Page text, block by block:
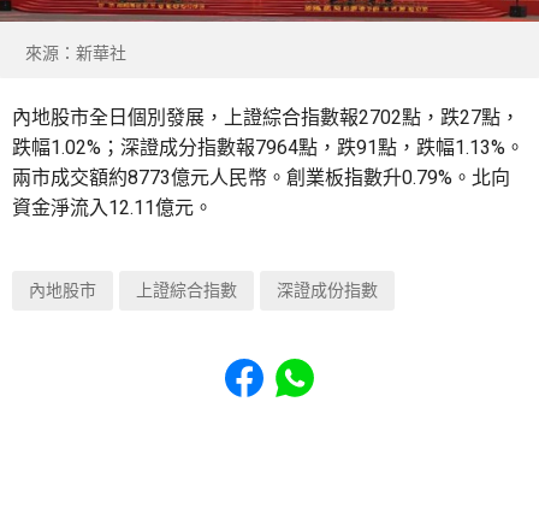
來源：新華社
內地股市全日個別發展，上證綜合指數報2702點，跌27點，
跌幅1.02%；深證成分指數報7964點，跌91點，跌幅1.13%。
兩市成交額約8773億元人民幣。創業板指數升0.79%。北向
資金淨流入12.11億元。
內地股市 上證綜合指數 深證成份指數
Share to Facebook
Share to WhatsApp